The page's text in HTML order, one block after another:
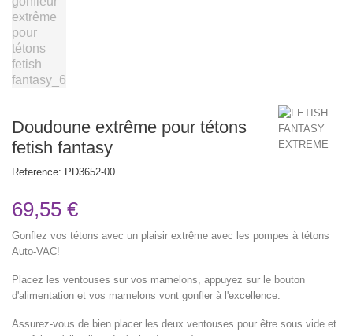
Doudoune extrême pour tétons
fetish fantasy
Reference: PD3652-00
69,55 €
Gonflez vos tétons avec un plaisir extrême avec les pompes à tétons
Auto-VAC!
Placez les ventouses sur vos mamelons, appuyez sur le bouton
d'alimentation et vos mamelons vont gonfler à l'excellence.
Assurez-vous de bien placer les deux ventouses pour être sous vide et